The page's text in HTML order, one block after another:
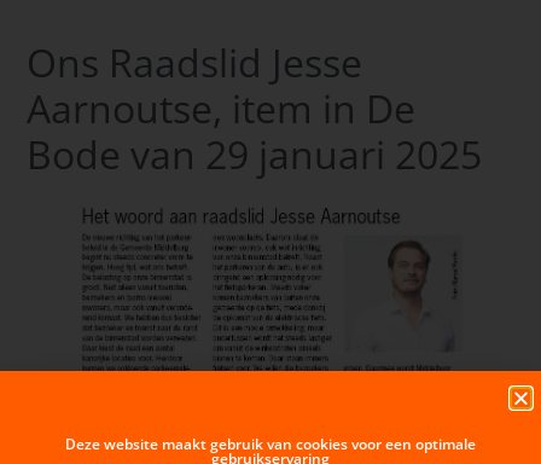
Ons Raadslid Jesse
Aarnoutse, item in De
Bode van 29 januari 2025
Deze website maakt gebruik van cookies voor een optimale
gebruikservaring